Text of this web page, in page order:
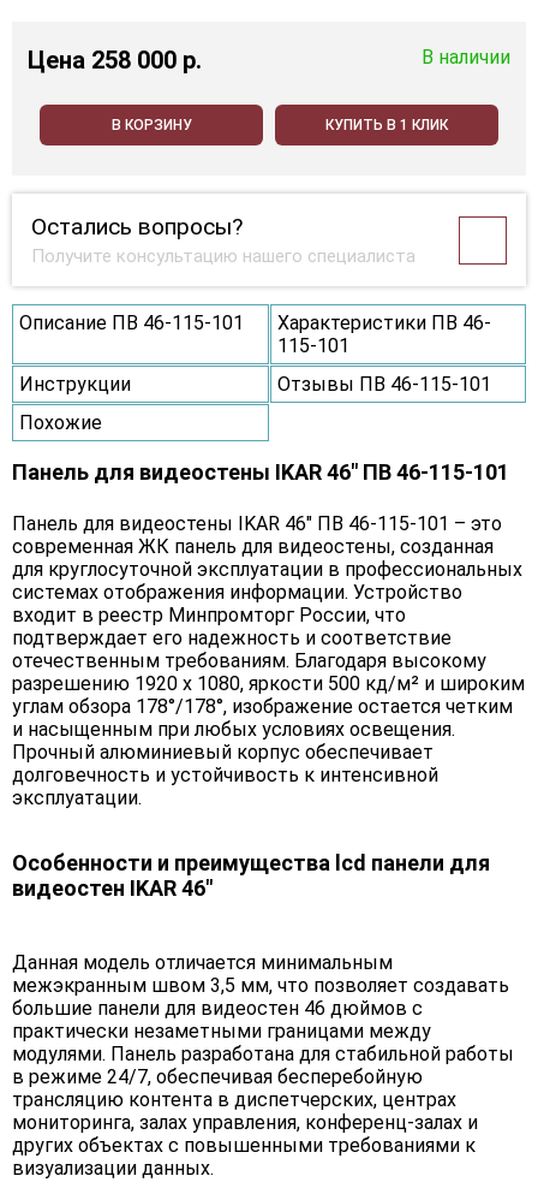
Цена 258 000 p. В наличии
В КОРЗИНУ КУПИТЬ В 1 КЛИК
Остались вопросы?
Получите консультацию нашего специалиста
Описание ПВ 46-115-101
Характеристики ПВ 46-
115-101
Инструкции
Отзывы ПВ 46-115-101
Похожие
Панель для видеостены IKAR 46" ПВ 46-115-101
Панель для видеостены IKAR 46" ПВ 46-115-101 – это
современная ЖК панель для видеостены, созданная
для круглосуточной эксплуатации в профессиональных
системах отображения информации. Устройство
входит в реестр Минпромторг России, что
подтверждает его надежность и соответствие
отечественным требованиям. Благодаря высокому
разрешению 1920 x 1080, яркости 500 кд/м² и широким
углам обзора 178°/178°, изображение остается четким
и насыщенным при любых условиях освещения.
Прочный алюминиевый корпус обеспечивает
долговечность и устойчивость к интенсивной
эксплуатации.
Особенности и преимущества lcd панели для
видеостен IKAR 46"
Данная модель отличается минимальным
межэкранным швом 3,5 мм, что позволяет создавать
большие панели для видеостен 46 дюймов с
практически незаметными границами между
модулями. Панель разработана для стабильной работы
в режиме 24/7, обеспечивая бесперебойную
трансляцию контента в диспетчерских, центрах
мониторинга, залах управления, конференц-залах и
других объектах с повышенными требованиями к
визуализации данных.